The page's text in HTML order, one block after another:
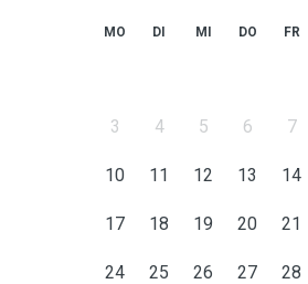
MO DI MI DO FR
3 4 5 6 7
10 11 12 13 14
17 18 19 20 21
24 25 26 27 28